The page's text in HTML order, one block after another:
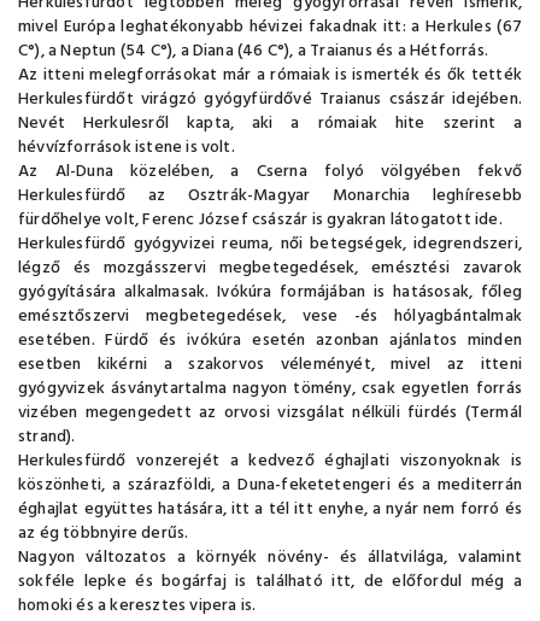
mivel Európa leghatékonyabb hévizei fakadnak itt: a Herkules (67
C°), a Neptun (54 C°), a Diana (46 C°), a Traianus és a Hétforrás.
Az itteni melegforrásokat már a rómaiak is ismerték és ők tették
Herkulesfürdőt virágzó gyógyfürdővé Traianus császár idejében.
Nevét Herkulesről kapta, aki a rómaiak hite szerint a
hévvízforrások istene is volt.
Az Al-Duna közelében, a Cserna folyó völgyében fekvő
Herkulesfürdő az Osztrák-Magyar Monarchia leghíresebb
fürdőhelye volt, Ferenc József császár is gyakran látogatott ide.
Herkulesfürdő gyógyvizei reuma, női betegségek, idegrendszeri,
légző és mozgásszervi megbetegedések, emésztési zavarok
gyógyítására alkalmasak. Ivókúra formájában is hatásosak, főleg
emésztőszervi megbetegedések, vese -és hólyagbántalmak
esetében. Fürdő és ivókúra esetén azonban ajánlatos minden
esetben kikérni a szakorvos véleményét, mivel az itteni
gyógyvizek ásványtartalma nagyon tömény, csak egyetlen forrás
vizében megengedett az orvosi vizsgálat nélküli fürdés (Termál
strand).
Herkulesfürdő vonzerejét a kedvező éghajlati viszonyoknak is
köszönheti, a szárazföldi, a Duna-feketetengeri és a mediterrán
éghajlat együttes hatására, itt a tél itt enyhe, a nyár nem forró és
az ég többnyire derűs.
Nagyon változatos a környék növény- és állatvilága, valamint
sokféle lepke és bogárfaj is található itt, de előfordul még a
homoki és a keresztes vipera is.